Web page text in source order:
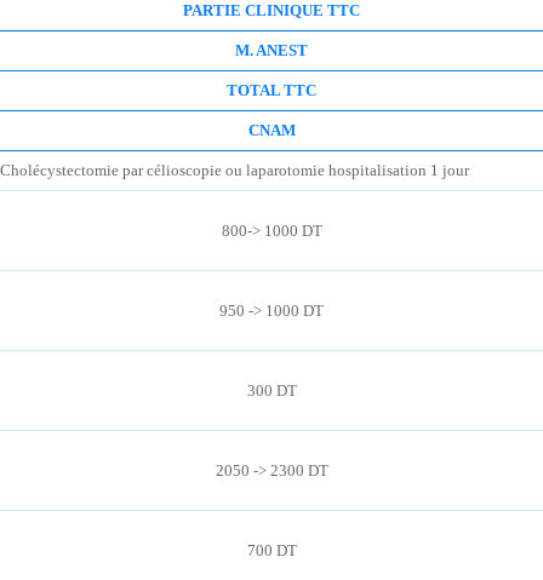
PARTIE CLINIQUE TTC
M. ANEST
TOTAL TTC
CNAM
Cholécystectomie par célioscopie ou laparotomie hospitalisation 1 jour
800-> 1000 DT
950 -> 1000 DT
300 DT
2050 -> 2300 DT
700 DT